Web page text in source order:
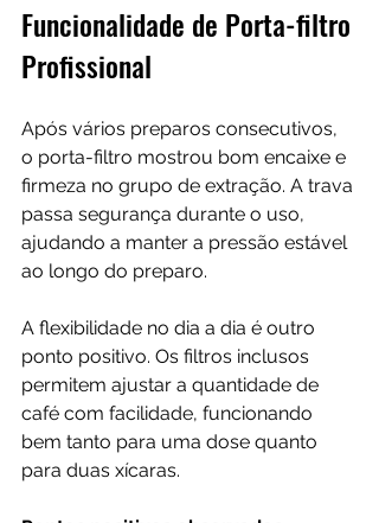
Funcionalidade de Porta-filtro
Profissional
Após vários preparos consecutivos,
o porta-filtro mostrou bom encaixe e
firmeza no grupo de extração. A trava
passa segurança durante o uso,
ajudando a manter a pressão estável
ao longo do preparo.
A flexibilidade no dia a dia é outro
ponto positivo. Os filtros inclusos
permitem ajustar a quantidade de
café com facilidade, funcionando
bem tanto para uma dose quanto
para duas xícaras.